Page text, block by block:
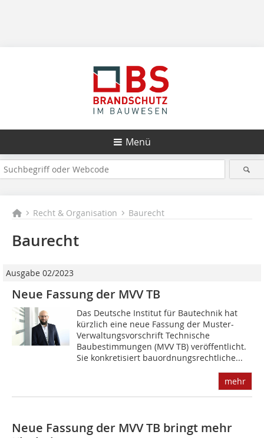
Menü
Recht & Organisation Baurecht
Baurecht
Ausgabe 02/2023
Neue Fassung der MVV TB
Das Deutsche Institut für Bautechnik hat
kürzlich eine neue Fassung der Muster-
Verwaltungsvorschrift Technische
Baubestimmungen (MVV TB) veröffentlicht.
Sie konkretisiert bauordnungsrechtliche...
mehr
Neue Fassung der MVV TB bringt mehr